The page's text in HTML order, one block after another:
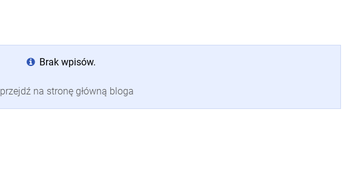
Brak wpisów.
przejdź na stronę główną bloga